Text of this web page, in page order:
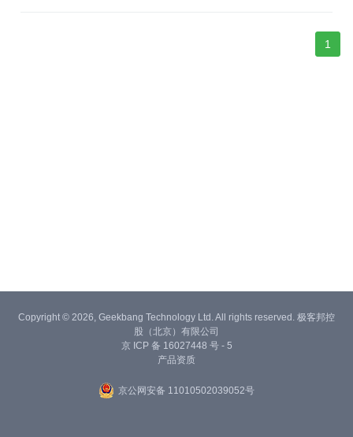
1
Copyright © 2026, Geekbang Technology Ltd. All rights reserved. 极客邦控
股（北京）有限公司
京 ICP 备 16027448 号 - 5
产品资质
京公网安备 11010502039052号